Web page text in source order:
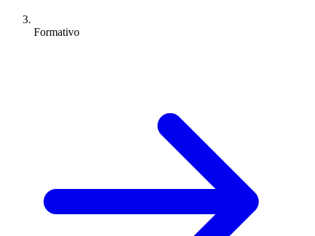
Formativo